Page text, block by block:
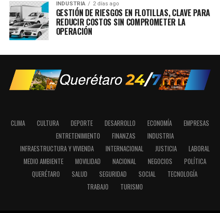
INDUSTRIA 2 días ago
GESTIÓN DE RIESGOS EN FLOTILLAS, CLAVE PARA
REDUCIR COSTOS SIN COMPROMETER LA
OPERACIÓN
CLIMA CULTURA DEPORTE DESARROLLO ECONOMÍA
EMPRESAS
ENTRETENIMIENTO
FINANZAS
INDUSTRIA
INFRAESTRUCTURA Y VIVIENDA
INTERNACIONAL JUSTICIA
LABORAL
MEDIO AMBIENTE
MOVILIDAD NACIONAL NEGOCIOS
POLÍTICA
QUERÉTARO
SALUD SEGURIDAD SOCIAL
TECNOLOGÍA
TRABAJO
TURISMO